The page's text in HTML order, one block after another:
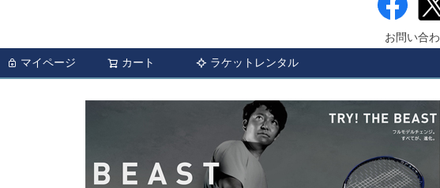
お問い合
マイページ カート ラケットレンタル